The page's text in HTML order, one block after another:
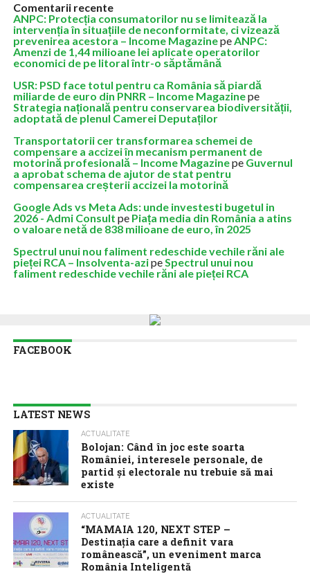
Comentarii recente
ANPC: Protecția consumatorilor nu se limitează la
intervenția în situațiile de neconformitate, ci vizează
prevenirea acestora – Income MagazinepeANPC:
Amenzi de 1,44 milioane lei aplicate operatorilor
economici de pe litoral într-o săptămână
USR: PSD face totul pentru ca România să piardă
miliarde de euro din PNRR – Income Magazinepe
Strategia națională pentru conservarea biodiversității,
adoptată de plenul Camerei Deputaților
Transportatorii cer transformarea schemei de
compensare a accizei în mecanism permanent de
motorină profesională – Income Magazinepe Guvernul
a aprobat schema de ajutor de stat pentru
compensarea creșterii accizei la motorină
Google Ads vs Meta Ads: unde investesti bugetul in
2026 - Admi Consult pe Piața media din România a atins
o valoare netă de 838 milioane de euro, în 2025
Spectrul unui nou faliment redeschide vechile răni ale
pieței RCA – Insolventa-azipeSpectrul unui nou
faliment redeschide vechile răni ale pieței RCA
FACEBOOK
LATEST NEWS
ACTUALITATE
Bolojan: Când în joc este soarta
României, interesele personale, de
partid și electorale nu trebuie să mai
existe
ACTUALITATE
“MAMAIA 120, NEXT STEP –
Destinația care a definit vara
românească”, un eveniment marca
România Inteligentă